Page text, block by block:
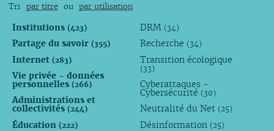
Tri par titre ou par utilisation
Institutions (423)
Partage du savoir (355)
Internet (283)
Vie privée - données
personnelles (266)
Administrations et
collectivités (244)
Éducation (222)
DRM (34)
Recherche (34)
Transition écologique
(33)
Cyberattaques -
Cybersécurité (30)
Neutralité du Net (25)
Désinformation (25)